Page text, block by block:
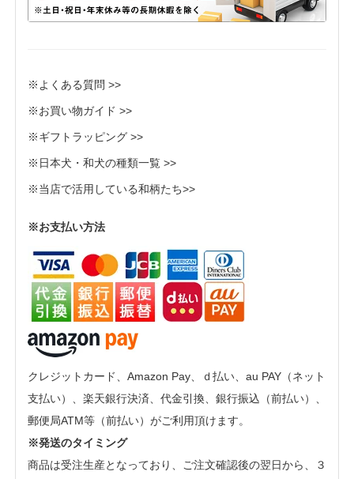
※よくある質問 >>
※お買い物ガイド >>
※ギフトラッピング >>
※日本犬・和犬の種類一覧 >>
※当店で活用している和柄たち>>
※お支払い方法
クレジットカード、Amazon Pay、ｄ払い、au PAY（ネット
支払い）、楽天銀行決済、代金引換、銀行振込（前払い）、
郵便局ATM等（前払い）がご利用頂けます。
※発送のタイミング
商品は受注生産となっており、ご注文確認後の翌日から、３